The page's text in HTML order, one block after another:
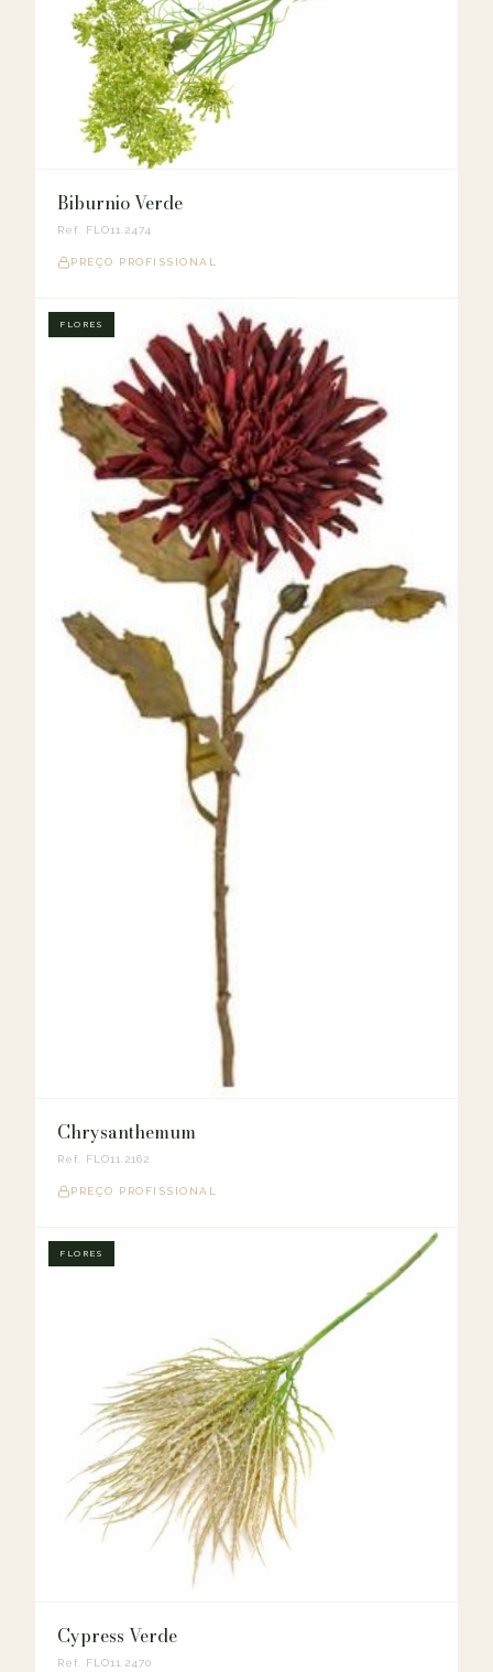
Biburnio Verde
Ref. FLO11.2474
PREÇO PROFISSIONAL
FLORES
Chrysanthemum
Ref. FLO11.2162
PREÇO PROFISSIONAL
FLORES
Cypress Verde
Ref. FLO11.2470